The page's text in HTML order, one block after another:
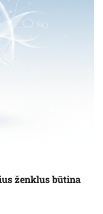
ženklus būtina